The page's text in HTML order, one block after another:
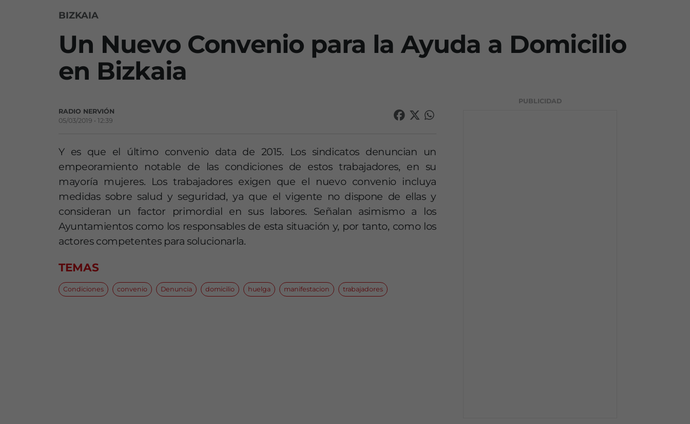
BIZKAIA
Un Nuevo Convenio para la Ayuda a Domicilio
en Bizkaia
RADIO NERVIÓN
05/03/2019 • 12:39
Y es que el último convenio data de 2015. Los sindicatos denuncian un
empeoramiento notable de las condiciones de estos trabajadores, en su
mayoría mujeres. Los trabajadores exigen que el nuevo convenio incluya
medidas sobre salud y seguridad, ya que el vigente no dispone de ellas y
consideran un factor primordial en sus labores. Señalan asimismo a los
Ayuntamientos como los responsables de esta situación y, por tanto, como los
actores competentes para solucionarla.
TEMAS
Condiciones convenio Denuncia domicilio huelga manifestacion trabajadores
PUBLICIDAD